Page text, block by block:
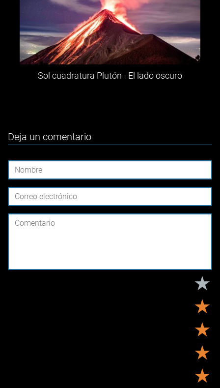
Sol cuadratura Plutón - El lado oscuro
Deja un comentario
★
★
★
★
★